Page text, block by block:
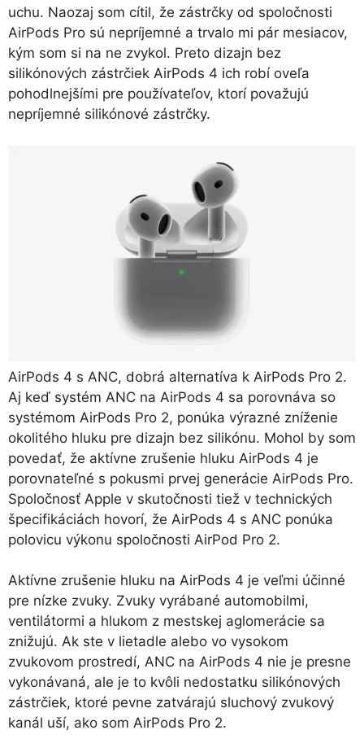
uchu. Naozaj som cítil, že zástrčky od spoločnosti
AirPods Pro sú nepríjemné a trvalo mi pár mesiacov,
kým som si na ne zvykol. Preto dizajn bez
silikónových zástrčiek AirPods 4 ich robí oveľa
pohodlnejšími pre používateľov, ktorí považujú
nepríjemné silikónové zástrčky.
AirPods 4 s ANC, dobrá alternatíva k AirPods Pro 2.
Aj keď systém ANC na AirPods 4 sa porovnáva so
systémom AirPods Pro 2, ponúka výrazné zníženie
okolitého hluku pre dizajn bez silikónu. Mohol by som
povedať, že aktívne zrušenie hluku AirPods 4 je
porovnateľné s pokusmi prvej generácie AirPods Pro.
Spoločnosť Apple v skutočnosti tiež v technických
špecifikáciách hovorí, že AirPods 4 s ANC ponúka
polovicu výkonu spoločnosti AirPod Pro 2.
Aktívne zrušenie hluku na AirPods 4 je veľmi účinné
pre nízke zvuky. Zvuky vyrábané automobilmi,
ventilátormi a hlukom z mestskej aglomerácie sa
znižujú. Ak ste v lietadle alebo vo vysokom
zvukovom prostredí, ANC na AirPods 4 nie je presne
vykonávaná, ale je to kvôli nedostatku silikónových
zástrčiek, ktoré pevne zatvárajú sluchový zvukový
kanál uší, ako som AirPods Pro 2.